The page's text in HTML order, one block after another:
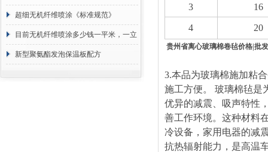
超细无机纤维喷涂《标准规范》
目前无机纤维喷涂多少钱一平米，一立
方 价格计算
新型聚氨酯发泡保温板配方
3
16
4 20
贵州省离心玻璃棉卷毡价格|批
3.本品为玻璃棉施加粘
施工方便。 玻璃棉毡是
优异的减震、吸声特性
善工作环境。这种材料
冷设备，家用电器的减
抗热辐射能力，是高温